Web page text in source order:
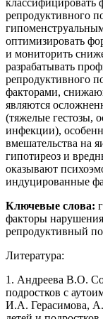
репродуктивного
оптимизировать
и мониторить
разрабатывать
репродуктивного
факторами,
являются
(тяжелые гестозы,
инфекции),
вмешательства на
гипотиреоз и
оказывают
индуцированные
Ключевые слова:
факторы
репродуктивный
Литература:
1. Андреева В.О.
подростков с
И.А. Герасимова,